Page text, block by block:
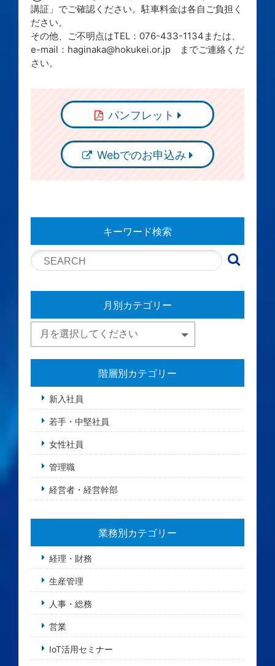
講証」でご確認ください。駐車料金は各自ご負担く
ださい。
その他、ご不明点はTEL：076-433-1134または、
e-mail：haginaka@hokukei.or.jp までご連絡くだ
さい。
パンフレット
Webでのお申込み
キーワード検索
月別カテゴリー
階層別カテゴリー
新入社員
若手・中堅社員
女性社員
管理職
経営者・経営幹部
業務別カテゴリー
経理・財務
生産管理
人事・総務
営業
IoT活用セミナー